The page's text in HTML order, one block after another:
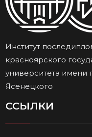
Институт
красноярского
университета
Ясенецкого
ССЫЛКИ